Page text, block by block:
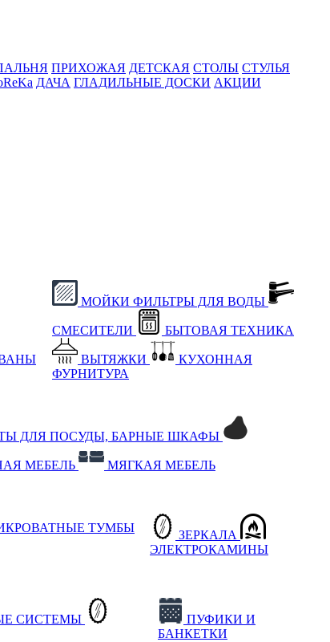
ПРИХОЖАЯ ДЕТСКАЯ СТОЛЫ СТУЛЬЯ
ДАЧА ГЛАДИЛЬНЫЕ ДОСКИ АКЦИИ
МОЙКИ ФИЛЬТРЫ ДЛЯ ВОДЫ
СМЕСИТЕЛИ БЫТОВАЯ ТЕХНИКА
ВЫТЯЖКИ
КУХОННАЯ
ФУРНИТУРА
ДЛЯ ПОСУДЫ, БАРНЫЕ ШКАФЫ
МЕБЕЛЬ МЯГКАЯ МЕБЕЛЬ
ТУМБЫ
ЗЕРКАЛА
ЭЛЕКТРОКАМИНЫ
СИСТЕМЫ
ПУФИКИ И
БАНКЕТКИ